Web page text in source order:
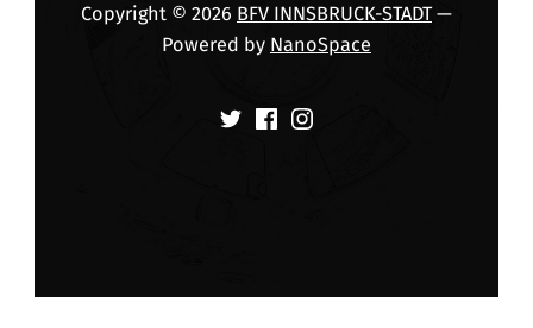
Copyright © 2026 BFV INNSBRUCK-STADT—
Powered by NanoSpace